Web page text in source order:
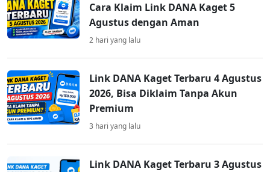
Cara Klaim Link DANA Kaget 5
Agustus dengan Aman
2 hari yang lalu
Link DANA Kaget Terbaru 4 Agustus
2026, Bisa Diklaim Tanpa Akun
Premium
3 hari yang lalu
Link DANA Kaget Terbaru 3 Agustus